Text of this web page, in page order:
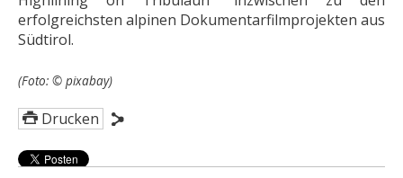
erfolgreichsten alpinen Dokumentarfilmprojekten aus
Südtirol.
(Foto: © pixabay)
Drucken